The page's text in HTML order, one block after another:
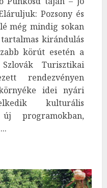
Pozsony és
még mindig sokan
kirándulás
körút esetén a
Turisztikai
rendezvényen
idei nyári
kulturális
új programokban,